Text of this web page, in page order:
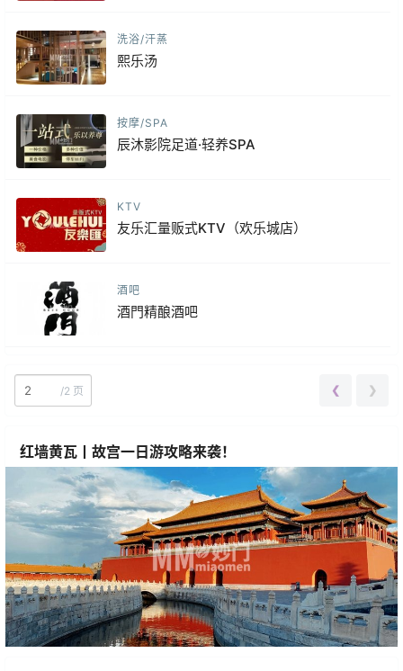
洗浴/汗蒸
熙乐汤
按摩/SPA
辰沐影院足道·轻养SPA
KTV
友乐汇量贩式KTV（欢乐城店）
酒吧
酒門精酿酒吧
/2 页 ❮ ❯
红墙黄瓦丨故宫一日游攻略来袭！